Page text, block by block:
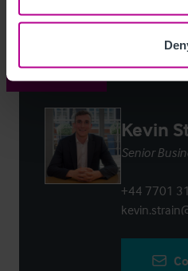
Contacto
Kevin
Senior
+44 7701